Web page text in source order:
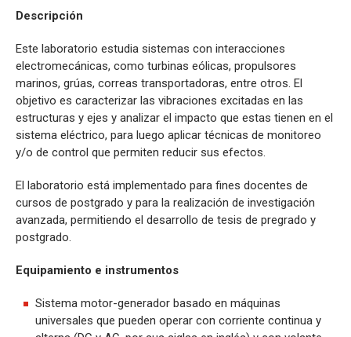
Descripción
Este laboratorio estudia sistemas con interacciones
electromecánicas, como turbinas eólicas, propulsores
marinos, grúas, correas transportadoras, entre otros. El
objetivo es caracterizar las vibraciones excitadas en las
estructuras y ejes y analizar el impacto que estas tienen en el
sistema eléctrico, para luego aplicar técnicas de monitoreo
y/o de control que permiten reducir sus efectos.
El laboratorio está implementado para fines docentes de
cursos de postgrado y para la realización de investigación
avanzada, permitiendo el desarrollo de tesis de pregrado y
postgrado.
Equipamiento e instrumentos
Sistema motor-generador basado en máquinas
universales que pueden operar con corriente continua y